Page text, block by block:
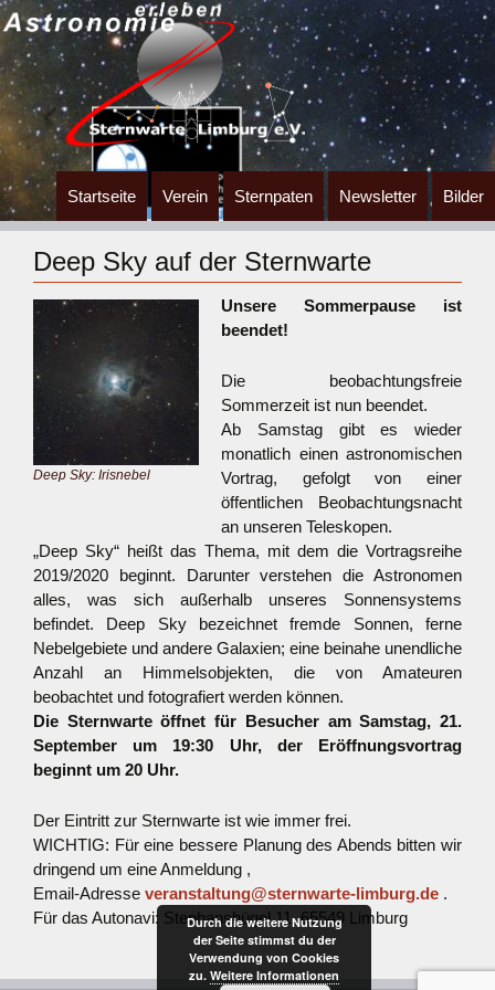
Zum
Inhalt
springen
Startseite Verein Sternpaten Newsletter Bilder
Deep Sky auf der Sternwarte
Deep Sky: Irisnebel
Unsere Sommerpause ist
beendet!
Die beobachtungsfreie
Sommerzeit ist nun beendet.
Ab Samstag gibt es wieder
monatlich einen astronomischen
Vortrag, gefolgt von einer
öffentlichen Beobachtungsnacht
an unseren Teleskopen.
„Deep Sky“ heißt das Thema, mit dem die Vortragsreihe
2019/2020 beginnt. Darunter verstehen die Astronomen
alles, was sich außerhalb unseres Sonnensystems
befindet. Deep Sky bezeichnet fremde Sonnen, ferne
Nebelgebiete und andere Galaxien; eine beinahe unendliche
Anzahl an Himmelsobjekten, die von Amateuren
beobachtet und fotografiert werden können.
Die Sternwarte öffnet für Besucher am Samstag, 21.
September um 19:30 Uhr, der Eröffnungsvortrag
beginnt um 20 Uhr.
Der Eintritt zur Sternwarte ist wie immer frei.
WICHTIG: Für eine bessere Planung des Abends bitten wir
dringend um eine Anmeldung ,
Email-Adresse veranstaltung@sternwarte-limburg.de .
Für das Autonavi: Stephanshügel 11, 65549 Limburg
Durch die weitere Nutzung
der Seite stimmst du der
Verwendung von Cookies
zu. Weitere Informationen